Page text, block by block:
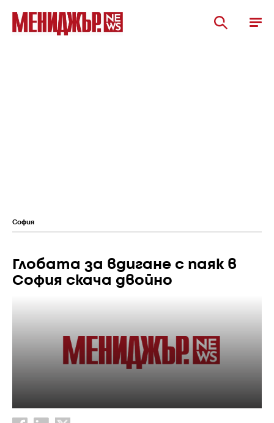
София
Глобата за вдигане с паяк в
София скача двойно